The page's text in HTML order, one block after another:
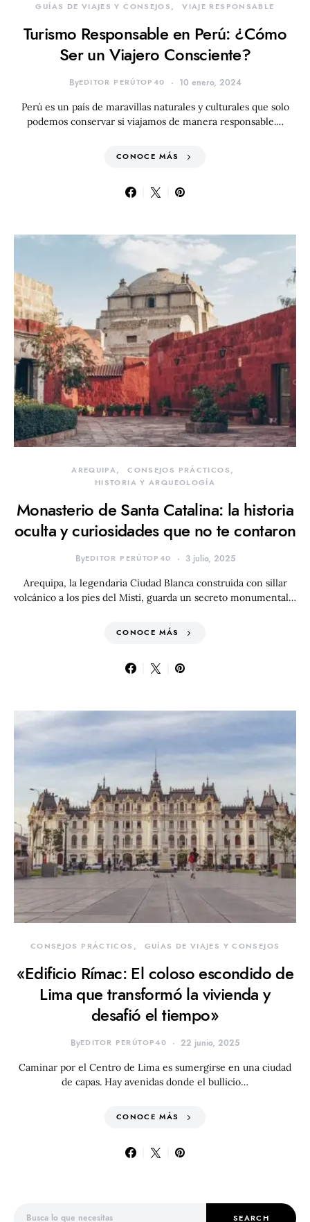
GUÍAS DE VIAJES Y CONSEJOS VIAJE RESPONSABLE
Turismo Responsable en Perú: ¿Cómo
Ser un Viajero Consciente?
ByEDITOR PERÚTOP40 10 enero, 2024
Perú es un país de maravillas naturales y culturales que solo
podemos conservar si viajamos de manera responsable.…
CONOCE MÁS
AREQUIPA
CONSEJOS PRÁCTICOS
HISTORIA Y ARQUEOLOGÍA
Monasterio de Santa Catalina: la historia
oculta y curiosidades que no te contaron
ByEDITOR PERÚTOP40 3 julio, 2025
Arequipa, la legendaria Ciudad Blanca construida con sillar
volcánico a los pies del Misti, guarda un secreto monumental…
CONOCE MÁS
CONSEJOS PRÁCTICOS GUÍAS DE VIAJES Y CONSEJOS
«Edificio Rímac: El coloso escondido de
Lima que transformó la vivienda y
desafió el tiempo»
ByEDITOR PERÚTOP40 22 junio, 2025
Caminar por el Centro de Lima es sumergirse en una ciudad
de capas. Hay avenidas donde el bullicio…
CONOCE MÁS
SEARCH